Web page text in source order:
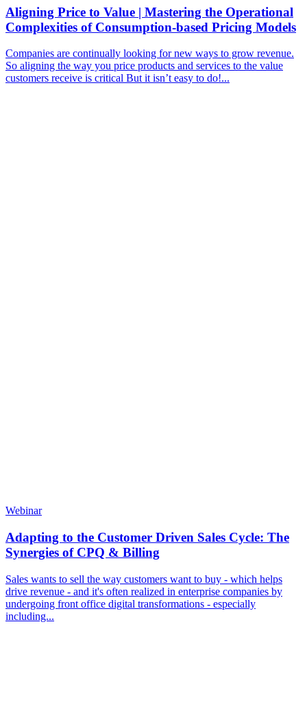
Aligning Price to Value | Mastering the Operational
Complexities of Consumption-based Pricing Models
Companies are continually looking for new ways to grow revenue.
So aligning the way you price products and services to the value
customers receive is critical But it isn’t easy to do!...
Webinar
Adapting to the Customer Driven Sales Cycle: The
Synergies of CPQ & Billing
Sales wants to sell the way customers want to buy - which helps
drive revenue - and it's often realized in enterprise companies by
undergoing front office digital transformations - especially
including...